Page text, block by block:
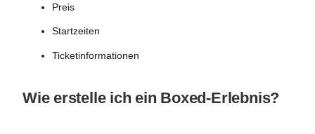
Preis
Startzeiten
Ticketinformationen
Wie erstelle ich ein Boxed-Erlebnis?